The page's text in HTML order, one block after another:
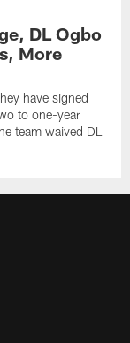
DL Ogbo
More
have signed
to one-year
team waived DL